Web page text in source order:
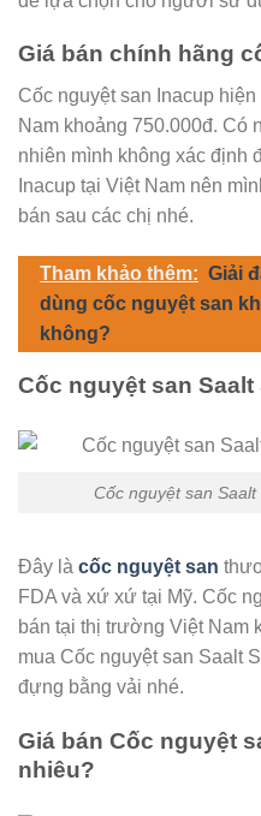
Giá bán chính hãng
Cốc nguyệt san Inacup
Nam khoảng 750.000đ. Có
nhiên mình không xác định
Inacup tại Việt Nam nên
bán sau các chị nhé.
Tham khảo thêm: Giải
dùng cốc nguyệt san
không?
Cốc nguyệt san Saalt
Cốc nguyệt san
Đây là cốc nguyệt san
FDA và xứ xứ tại Mỹ. Cốc
bán tại thị trường Việt Nam
mua Cốc nguyệt san Saalt
đựng bằng vải nhé.
Giá bán Cốc nguyệt
nhiêu?